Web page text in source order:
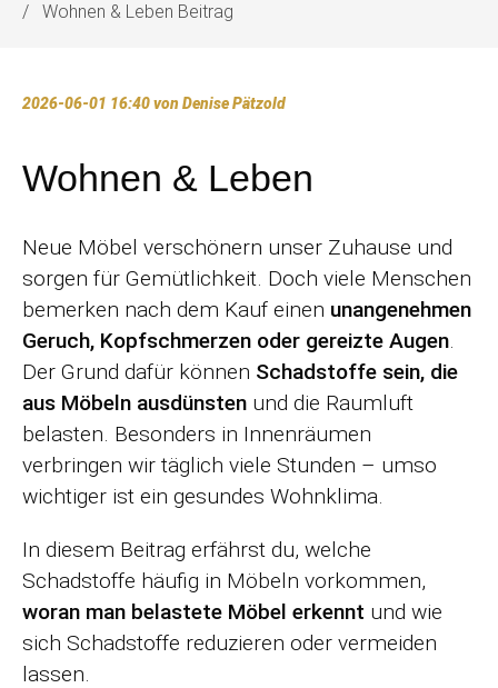
Wohnen & Leben Beitrag
2026-06-01 16:40von Denise Pätzold
Wohnen & Leben
Neue Möbel verschönern unser Zuhause und
sorgen für Gemütlichkeit. Doch viele Menschen
bemerken nach dem Kauf einen unangenehmen
Geruch, Kopfschmerzen oder gereizte Augen.
Der Grund dafür können Schadstoffe sein, die
aus Möbeln ausdünsten und die Raumluft
belasten. Besonders in Innenräumen
verbringen wir täglich viele Stunden – umso
wichtiger ist ein gesundes Wohnklima.
In diesem Beitrag erfährst du, welche
Schadstoffe häufig in Möbeln vorkommen,
woran man belastete Möbel erkennt und wie
sich Schadstoffe reduzieren oder vermeiden
lassen.